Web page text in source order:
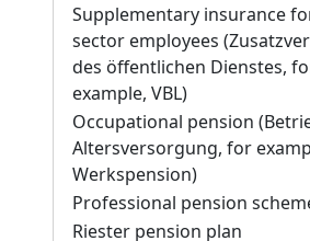
Supplementary insurance
sector employees
des öffentlichen Dienstes,
example, VBL)
Occupational pension
Altersversorgung, for
Werkspension)
Professional pension
Riester pension plan